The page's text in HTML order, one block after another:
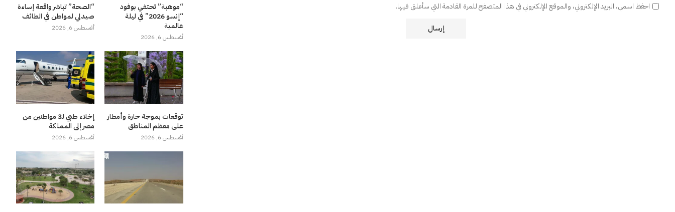
احفظ اسمي، البريد الإلكتروني، والموقع الإلكتروني في هذا المتصفح للمرة القادمة التي سأعلق فيها.
“موهبة” تحتفي بوفود
“إنسو 2026” في ليلة
عالمية
أغسطس 6, 2026
“الصحة” تباشر واقعة إساءة
صيدلي لمواطن في الطائف
أغسطس 6, 2026
توقعات بموجة حارة وأمطار
على معظم المناطق
أغسطس 6, 2026
إخلاء طبي لـ3 مواطنين من
مصر إلى المملكة
أغسطس 6, 2026